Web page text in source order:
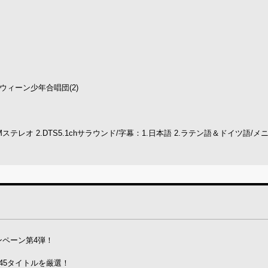
ィーン少年合唱団(2)
テレオ 2.DTS5.1chサラウンド/字幕：1.日本語 2.ラテン語＆ドイツ語/メ
ーン第4弾！
タイトルを厳選！